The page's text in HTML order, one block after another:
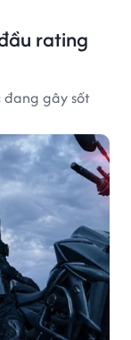
rating
gây sốt